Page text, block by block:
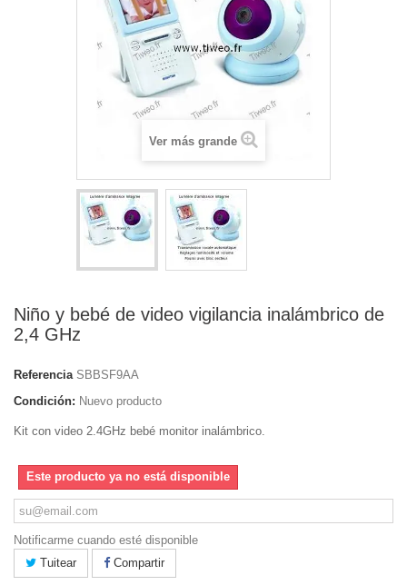
Ver más grande
Niño y bebé de video vigilancia inalámbrico de
2,4 GHz
Referencia SBBSF9AA
Condición: Nuevo producto
Kit con video 2.4GHz bebé monitor inalámbrico.
Este producto ya no está disponible
Notificarme cuando esté disponible
Tuitear
Compartir